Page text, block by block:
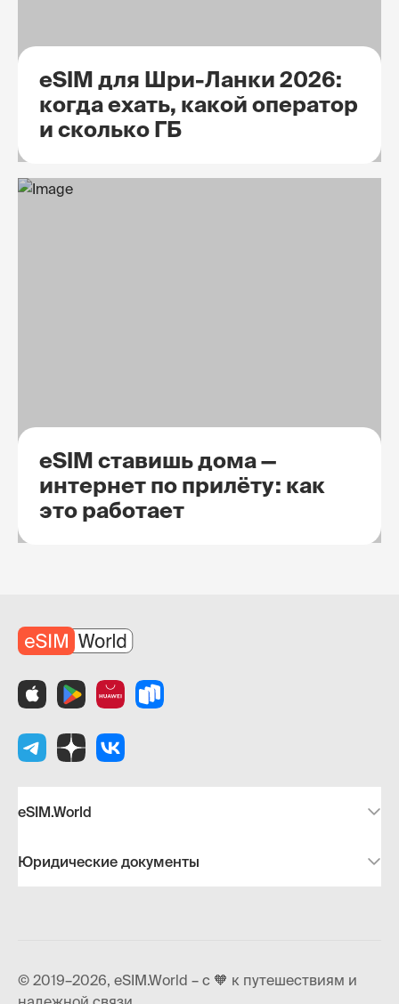
eSIM для Шри-Ланки 2026:
когда ехать, какой оператор
и сколько ГБ
eSIM ставишь дома —
интернет по прилёту: как
это работает
eSIM.World
Юридические документы
© 2019–2026, eSIM.World – с 🧡 к путешествиям и